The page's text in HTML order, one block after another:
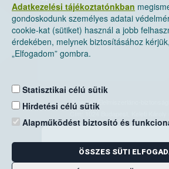
Adatkezelési tájékoztatónkban
gondoskodunk személyes adatai
cookie-kat (sütiket) használ a jobb
érdekében, melynek biztosításához
„Elfogadom” gombra.
Statisztikai célú sütik
Hirdetési célú sütik
Alapműködést biztosító és
ÖSSZES SÜTI
Nemzeti Élelmiszerlánc-biztonsági
Levelezési cím: 1525 Budapest.
E-mail: